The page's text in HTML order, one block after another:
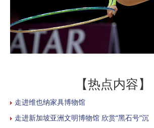
【热点内容】
走进维也纳家具博物馆
走进新加坡亚洲文明博物馆 欣赏“黑石号”沉